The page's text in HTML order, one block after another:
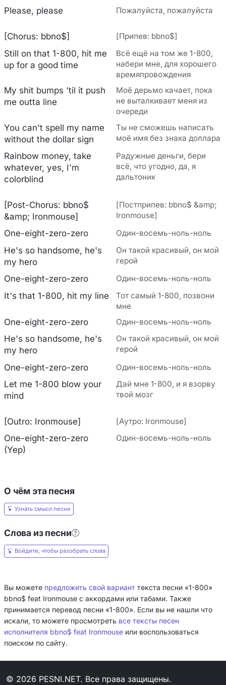
Please, please Пожалуйста, пожалуйста
[Chorus: bbno$] [Припев: bbno$]
Still on that 1-800, hit me
up for a good time
Всё ещё на том же 1-800,
набери мне, для хорошего
времяпровождения
My shit bumps 'til it push
me outta line
Моё дерьмо качает, пока
не выталкивает меня из
очереди
You can't spell my name
without the dollar sign
Ты не сможешь написать
моё имя без знака доллара
Rainbow money, take
whatever, yes, I'm
colorblind
Радужные деньги, бери
всё, что угодно, да, я
дальтоник
[Post-Chorus: bbno$
&amp; Ironmouse]
[Постприпев: bbno$ &amp;
Ironmouse]
One-eight-zero-zero Один-восемь-ноль-ноль
He's so handsome, he's
my hero
Он такой красивый, он мой
герой
One-eight-zero-zero Один-восемь-ноль-ноль
It's that 1-800, hit my line
Тот самый 1-800, позвони
мне
One-eight-zero-zero Один-восемь-ноль-ноль
He's so handsome, he's
my hero
Он такой красивый, он мой
герой
One-eight-zero-zero Один-восемь-ноль-ноль
Let me 1-800 blow your
mind
Дай мне 1-800, и я взорву
твой мозг
[Outro: Ironmouse] [Аутро: Ironmouse]
One-eight-zero-zero
(Yep)
Один-восемь-ноль-ноль
О чём эта песня
Узнать смысл песни
Слова из песни
Войдите, чтобы разобрать слова
Вы можете предложить свой вариант текста песни «1-800»
bbno$ feat Ironmouse с аккордами или табами. Также
принимается перевод песни «1-800». Если вы не нашли что
искали, то можете просмотреть все тексты песен
исполнителя bbno$ feat Ironmouse или воспользоваться
поиском по сайту.
© 2026 PESNI.NET. Все права защищены.